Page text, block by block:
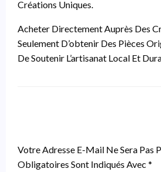
Créations Uniques.
Acheter Directement Auprès Des
Seulement D’obtenir Des Pièces
De Soutenir L’artisanat Local Et
Votre Adresse E-Mail Ne Sera Pas
Obligatoires Sont Indiqués Avec *